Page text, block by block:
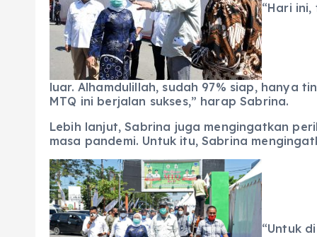
“Hari
luar. Alhamdulillah, sudah 97% siap, hanya
MTQ ini berjalan sukses,” harap Sabrina.
Lebih lanjut, Sabrina juga mengingatkan
masa pandemi. Untuk itu, Sabrina
“Untuk